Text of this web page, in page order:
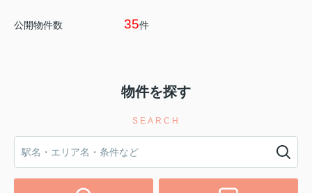
公開物件数 35件
物件を探す
SEARCH